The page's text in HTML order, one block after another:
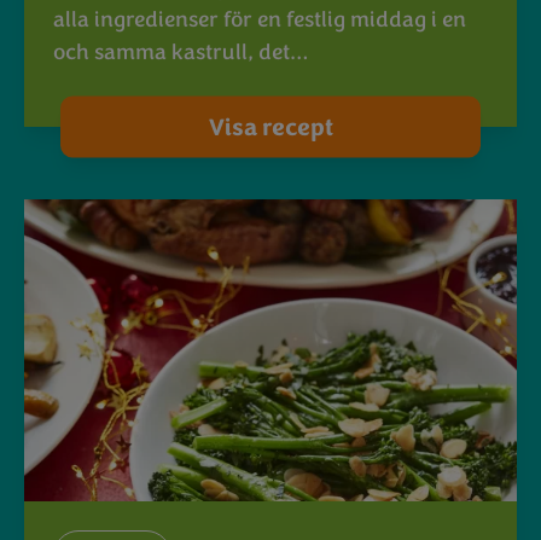
alla ingredienser för en festlig middag i en
och samma kastrull, det…
Visa recept